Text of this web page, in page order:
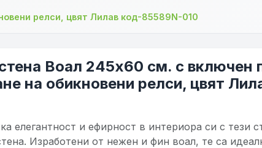
релси, цвят Лилав код-85589N-010
Воал 245х60 см. с включен
на обикновени релси, цвят
елегантност и ефирност в интериора си с тези
Изработени от нежен и фин воал, те са